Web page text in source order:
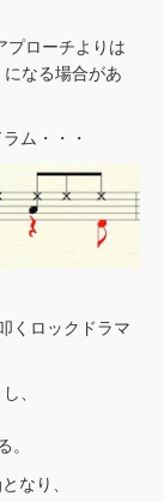
プローチよりは
なる場合があ
ム・・・
くロックドラマ
、
。
なり、